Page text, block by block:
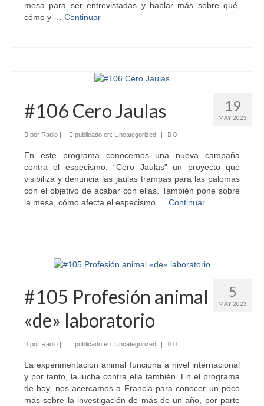
mesa para ser entrevistadas y hablar más sobre qué,
cómo y … Continuar
19
MAY 2023
#106 Cero Jaulas
por Radio publicado en: Uncategorized 0
En este programa conocemos una nueva campaña
contra el especismo. “Cero Jaulas” un proyecto que
visibiliza y denuncia las jaulas trampas para las palomas
con el objetivo de acabar con ellas. También pone sobre
la mesa, cómo afecta el especismo … Continuar
5
MAY 2023
#105 Profesión animal
«de» laboratorio
por Radio | publicado en: Uncategorized | 0
La experimentación animal funciona a nivel internacional
y por tanto, la lucha contra ella también. En el programa
de hoy, nos acercamos a Francia para conocer un poco
más sobre la investigación de más de un año, por parte